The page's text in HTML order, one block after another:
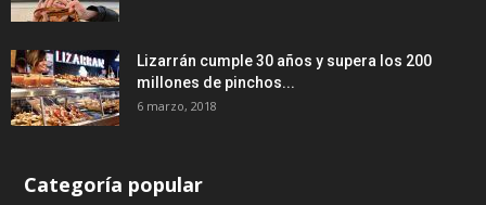
Lizarrán cumple 30 años y supera los 200
millones de pinchos...
6 marzo, 2018
Categoría popular